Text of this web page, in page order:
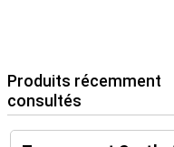
Produits récemment
consultés